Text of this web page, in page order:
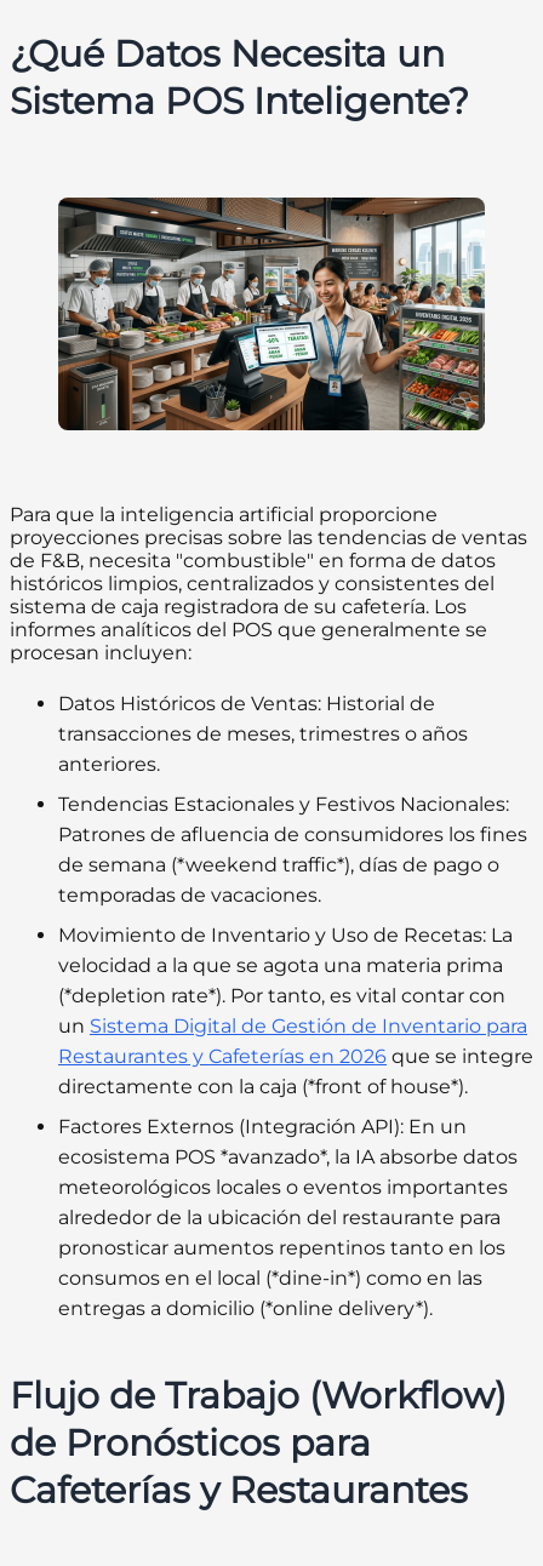
¿Qué Datos Necesita un
Sistema POS Inteligente?
Para que la inteligencia artificial proporcione
proyecciones precisas sobre las tendencias de ventas
de F&B, necesita "combustible" en forma de datos
históricos limpios, centralizados y consistentes del
sistema de caja registradora de su cafetería. Los
informes analíticos del POS que generalmente se
procesan incluyen:
Datos Históricos de Ventas: Historial de
transacciones de meses, trimestres o años
anteriores.
Tendencias Estacionales y Festivos Nacionales:
Patrones de afluencia de consumidores los fines
de semana (*weekend traffic*), días de pago o
temporadas de vacaciones.
Movimiento de Inventario y Uso de Recetas: La
velocidad a la que se agota una materia prima
(*depletion rate*). Por tanto, es vital contar con
un Sistema Digital de Gestión de Inventario para
Restaurantes y Cafeterías en 2026 que se integre
directamente con la caja (*front of house*).
Factores Externos (Integración API): En un
ecosistema POS *avanzado*, la IA absorbe datos
meteorológicos locales o eventos importantes
alrededor de la ubicación del restaurante para
pronosticar aumentos repentinos tanto en los
consumos en el local (*dine-in*) como en las
entregas a domicilio (*online delivery*).
Flujo de Trabajo (Workflow)
de Pronósticos para
Cafeterías y Restaurantes